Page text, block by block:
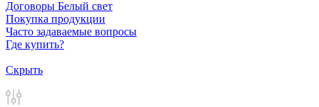
Договоры Белый свет
Покупка продукции
Часто задаваемые вопросы
Где купить?
Скрыть